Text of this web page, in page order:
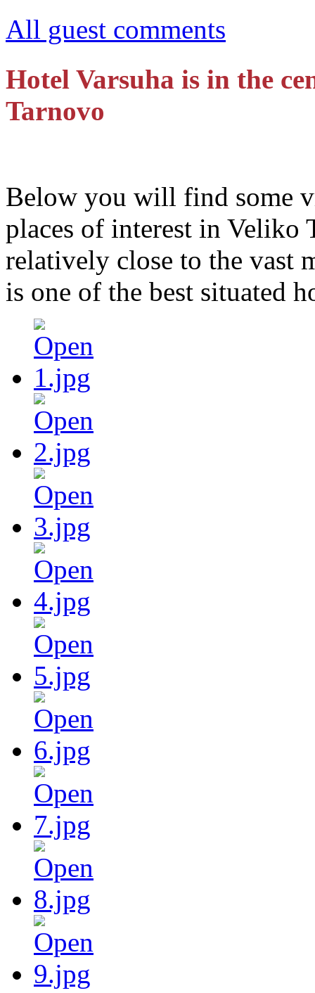
All guest comments
Hotel Varsuha is in the
Tarnovo
Below you will find some
places of interest in Veliko
relatively close to the vast
is one of the best situated